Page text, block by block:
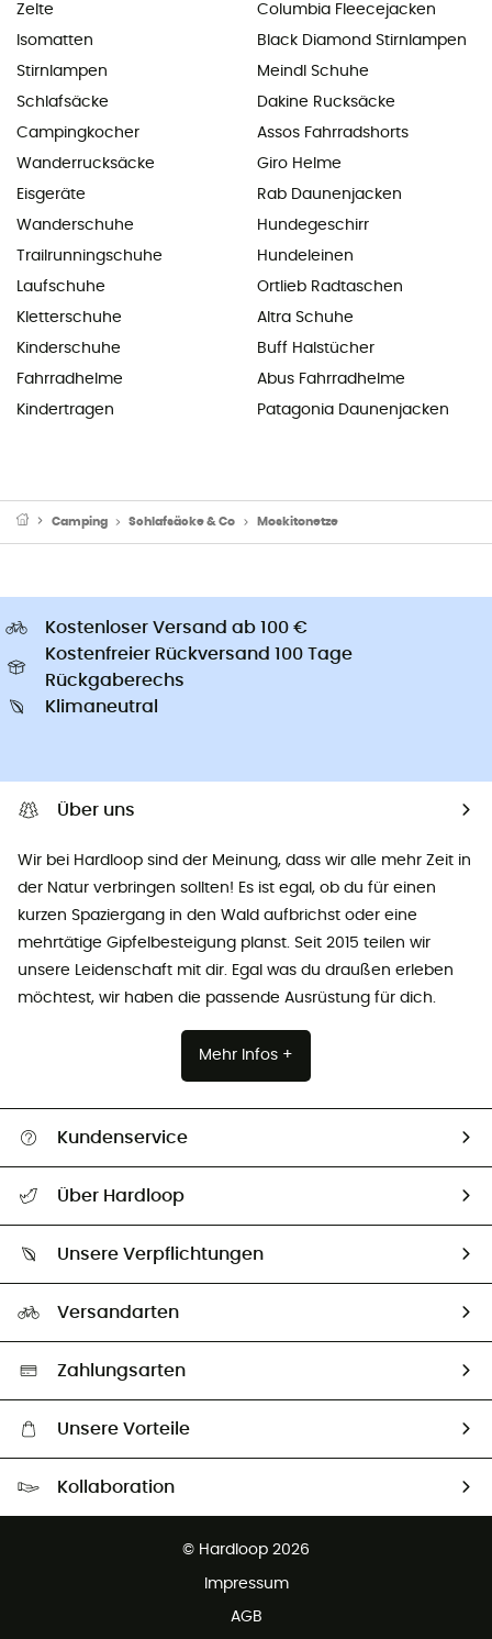
Zelte
Isomatten
Stirnlampen
Schlafsäcke
Campingkocher
Wanderrucksäcke
Eisgeräte
Wanderschuhe
Trailrunningschuhe
Laufschuhe
Kletterschuhe
Kinderschuhe
Fahrradhelme
Kindertragen
Columbia Fleecejacken
Black Diamond Stirnlampen
Meindl Schuhe
Dakine Rucksäcke
Assos Fahrradshorts
Giro Helme
Rab Daunenjacken
Hundegeschirr
Hundeleinen
Ortlieb Radtaschen
Altra Schuhe
Buff Halstücher
Abus Fahrradhelme
Patagonia Daunenjacken
Camping Schlafsäcke & Co Moskitonetze
Kostenloser Versand ab 100 €
Kostenfreier Rückversand 100 Tage
Rückgaberechs
Klimaneutral
Über uns
Wir bei Hardloop sind der Meinung, dass wir alle mehr Zeit in
der Natur verbringen sollten! Es ist egal, ob du für einen
kurzen Spaziergang in den Wald aufbrichst oder eine
mehrtätige Gipfelbesteigung planst. Seit 2015 teilen wir
unsere Leidenschaft mit dir. Egal was du draußen erleben
möchtest, wir haben die passende Ausrüstung für dich.
Mehr Infos +
Kundenservice
Größentabelle
Vertrag widerrufen
Über Hardloop
Unsere Botschafter
Unsere Verpflichtungen
Auswahl an nachhaltigen Produkten
Versandarten
Zahlungsarten
Unsere Vorteile
Kollaboration
© Hardloop 2026
Impressum
AGB